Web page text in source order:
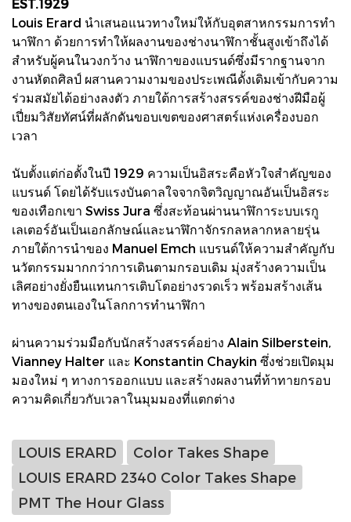
EST.1929
Louis Erard นำเสนอแนวทางใหม่ให้กับอุตสาหกรรมการทำ
นาฬิกา ด้วยการทำให้ผลงานของช่างนาฬิกาชั้นสูงเข้าถึงได้
สำหรับผู้คนในวงกว้าง นาฬิกาของแบรนด์ซึ่งมีรากฐานจาก
งานหัตถศิลป์ ผสานความงามของประเพณีดั้งเดิมเข้ากับความ
ร่วมสมัยได้อย่างลงตัว ภายใต้การสร้างสรรค์ของช่างฝีมือผู้
เปี่ยมวิสัยทัศน์ที่ผลักดันขอบเขตของศาสตร์แห่งเครื่องบอก
เวลา
นับตั้งแต่ก่อตั้งในปี 1929 ความเป็นอิสระคือหัวใจสำคัญของ
แบรนด์ โดยได้รับแรงบันดาลใจจากจิตวิญญาณอันเป็นอิสระ
ของเทือกเขา Swiss Jura ซึ่งสะท้อนผ่านนาฬิการะบบเรกู
เลเตอร์อันเป็นเอกลักษณ์และนาฬิกาจักรกลหลากหลายรุ่น
ภายใต้การนำของ Manuel Emch แบรนด์ให้ความสำคัญกับ
นวัตกรรมมากกว่าการเดินตามกรอบเดิม มุ่งสร้างความเป็น
เลิศอย่างยั่งยืนแทนการเติบโตอย่างรวดเร็ว พร้อมสร้างเส้น
ทางของตนเองในโลกการทำนาฬิกา
ผ่านความร่วมมือกับนักสร้างสรรค์อย่าง Alain Silberstein,
Vianney Halter และ Konstantin Chaykin ซึ่งช่วยเปิดมุม
มองใหม่ ๆ ทางการออกแบบ และสร้างผลงานที่ท้าทายกรอบ
ความคิดเกี่ยวกับเวลาในมุมมองที่แตกต่าง
LOUIS ERARD
Color Takes Shape
LOUIS ERARD 2340 Color Takes Shape
PMT The Hour Glass